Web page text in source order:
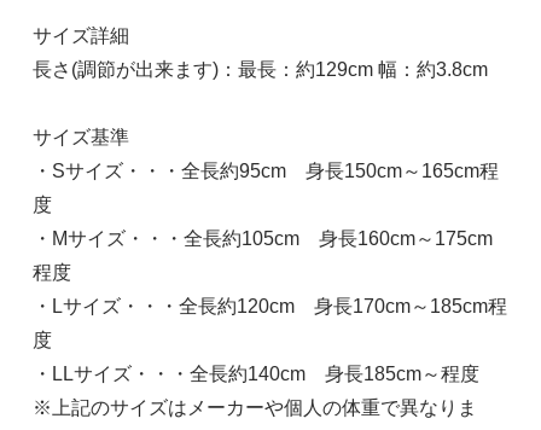
サイズ詳細
長さ(調節が出来ます)：最長：約129cm 幅：約3.8cm
サイズ基準
・Sサイズ・・・全長約95cm 身長150cm～165cm程
度
・Mサイズ・・・全長約105cm 身長160cm～175cm
程度
・Lサイズ・・・全長約120cm 身長170cm～185cm程
度
・LLサイズ・・・全長約140cm 身長185cm～程度
※上記のサイズはメーカーや個人の体重で異なりま